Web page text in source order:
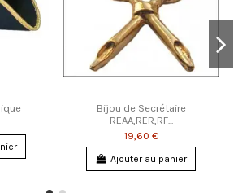
Bijou de Secrétaire
REAA,RER,RF...
19,60 €
Ajouter au panier